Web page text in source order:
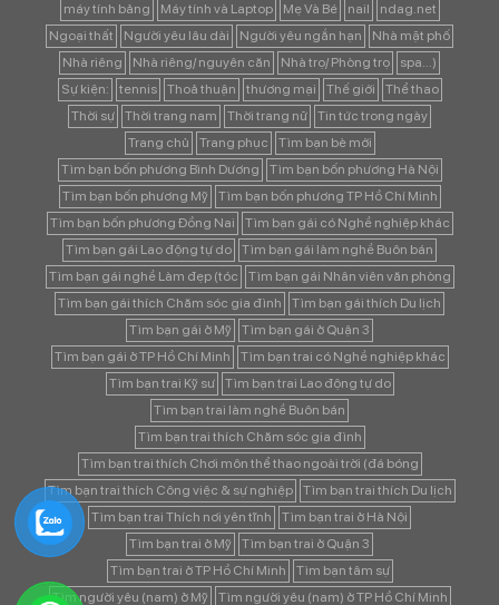
máy tính bảng
Máy tính và Laptop Mẹ Và Bé nail
ndag.net
Ngoại thất
Người yêu lâu dài Người yêu ngắn hạn
Nhà mặt phố
Nhà riêng
Nhà riêng/ nguyên căn Nhà trọ/ Phòng trọ
spa...)
Sự kiện:
tennis Thoả thuận thương mại Thế giới
Thể thao
Thời sự
Thời trang nam Thời trang nữ
Tin tức trong ngày
Trang chủ
Trang phục
Tìm bạn bè mới
Tìm bạn bốn phương Bình Dương
Tìm bạn bốn phương Hà Nội
Tìm bạn bốn phương Mỹ
Tìm bạn bốn phương TP Hồ Chí Minh
Tìm bạn bốn phương Đồng Nai
Tìm bạn gái có Nghề nghiệp khác
Tìm bạn gái Lao động tự do
Tìm bạn gái làm nghề Buôn bán
Tìm bạn gái nghề Làm đẹp (tóc
Tìm bạn gái Nhân viên văn phòng
Tìm bạn gái thích Chăm sóc gia đình
Tìm bạn gái thích Du lịch
Tìm bạn gái ở Mỹ
Tìm bạn gái ở Quận 3
Tìm bạn gái ở TP Hồ Chí Minh
Tìm bạn trai có Nghề nghiệp khác
Tìm bạn trai Kỹ sư
Tìm bạn trai Lao động tự do
Tìm bạn trai làm nghề Buôn bán
Tìm bạn trai thích Chăm sóc gia đình
Tìm bạn trai thích Chơi môn thể thao ngoài trời (đá bóng
Tìm bạn trai thích Công việc & sự nghiệp
Tìm bạn trai thích Du lịch
Tìm bạn trai Thích nơi yên tĩnh
Tìm bạn trai ở Hà Nội
Tìm bạn trai ở Mỹ
Tìm bạn trai ở Quận 3
Tìm bạn trai ở TP Hồ Chí Minh
Tìm bạn tâm sự
Tìm người yêu (nam) ở Mỹ
Tìm người yêu (nam) ở TP Hồ Chí Minh